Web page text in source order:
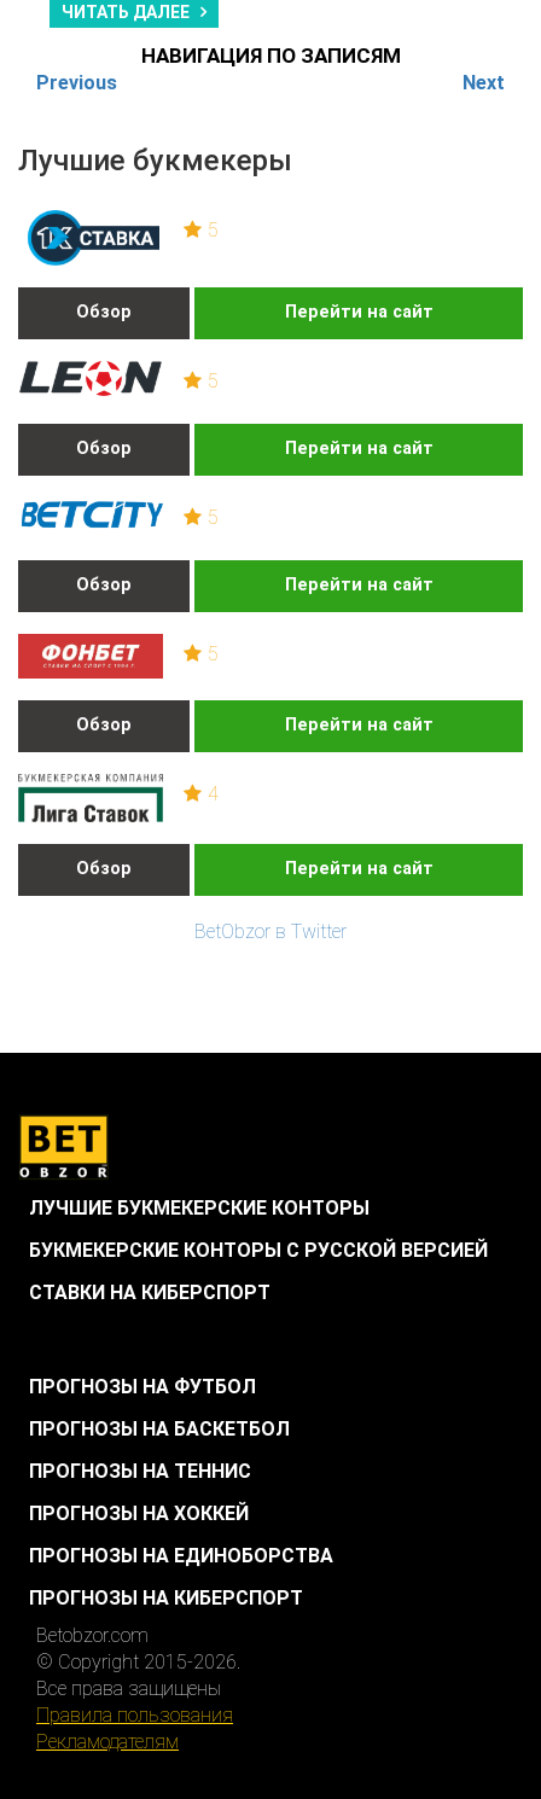
Лучшие букмекеры
5
Обзор Перейти на сайт
5
Обзор Перейти на сайт
5
Обзор Перейти на сайт
5
Обзор Перейти на сайт
4
Обзор Перейти на сайт
BetObzor в Twitter
ЧИТАТЬ ДАЛЕЕ
НАВИГАЦИЯ ПО ЗАПИСЯМ
Previous Next
ЛУЧШИЕ БУКМЕКЕРСКИЕ КОНТОРЫ
БУКМЕКЕРСКИЕ КОНТОРЫ С РУССКОЙ ВЕРСИЕЙ
СТАВКИ НА КИБЕРСПОРТ
ПРОГНОЗЫ НА ФУТБОЛ
ПРОГНОЗЫ НА БАСКЕТБОЛ
ПРОГНОЗЫ НА ТЕННИС
ПРОГНОЗЫ НА ХОККЕЙ
ПРОГНОЗЫ НА ЕДИНОБОРСТВА
ПРОГНОЗЫ НА КИБЕРСПОРТ
Betobzor.com
© Copyright 2015-2026.
Все права защищены
Правила пользования
Рекламодателям